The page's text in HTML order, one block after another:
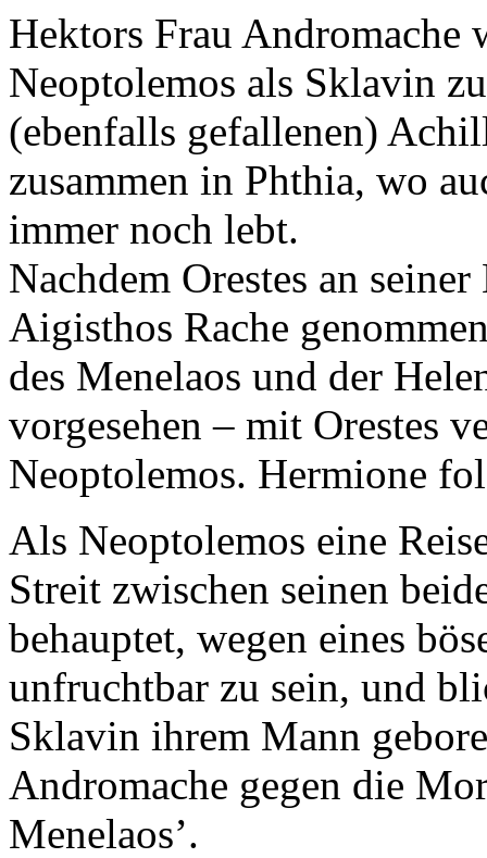
Hektors Frau Andromache
Neoptolemos als Sklavin
(ebenfalls gefallenen)
zusammen in Phthia, wo
immer noch lebt.
Nachdem Orestes an
Aigisthos Rache
des Menelaos und der
vorgesehen – mit Orestes
Neoptolemos. Hermione
Als Neoptolemos eine
Streit zwischen seinen
behauptet, wegen eines
unfruchtbar zu sein, und
Sklavin ihrem Mann
Andromache gegen die
Menelaos’.